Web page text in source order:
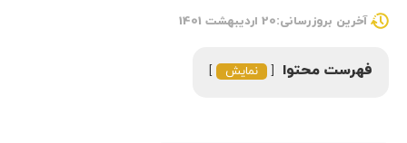
آخرین بروزرسانی:20 اردیبهشت 1401
فهرست محتوا نمایش